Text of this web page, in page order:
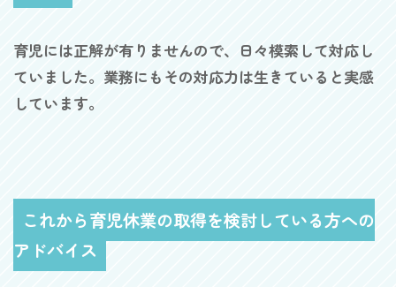
育児には正解が有りませんので、日々模索して対応し
ていました。業務にもその対応力は生きていると実感
しています。
これから育児休業の取得を検討している方への
アドバイス